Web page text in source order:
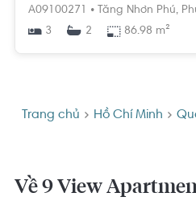
A09100271 •
Tăng Nhơn Phú,
3
2 86.98 m²
Trang chủ Hồ Chí Minh
Về 9 View